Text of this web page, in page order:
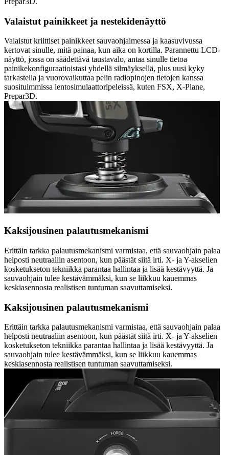
Valaistut painikkeet ja nestekidenäyttö
Valaistut kriittiset painikkeet sauvaohjaimessa ja kaasuvivussa
kertovat sinulle, mitä painaa, kun aika on kortilla. Parannettu LCD-
näyttö, jossa on säädettävä taustavalo, antaa sinulle tietoa
painikekonfiguraatioistasi yhdellä silmäyksellä, plus uusi kyky
tarkastella ja vuorovaikuttaa pelin radiopinojen tietojen kanssa
suosituimmissa lentosimulaattoripeleissä, kuten FSX, X-Plane,
Prepar3D.
Kaksijousinen palautusmekanismi
Erittäin tarkka palautusmekanismi varmistaa, että sauvaohjain palaa
helposti neutraaliin asentoon, kun päästät siitä irti. X- ja Y-akselien
kosketukseton tekniikka parantaa hallintaa ja lisää kestävyyttä. Ja
sauvaohjain tulee kestävämmäksi, kun se liikkuu kauemmas
keskiasennosta realistisen tuntuman saavuttamiseksi.
Kaksijousinen palautusmekanismi
Erittäin tarkka palautusmekanismi varmistaa, että sauvaohjain palaa
helposti neutraaliin asentoon, kun päästät siitä irti. X- ja Y-akselien
kosketukseton tekniikka parantaa hallintaa ja lisää kestävyyttä. Ja
sauvaohjain tulee kestävämmäksi, kun se liikkuu kauemmas
keskiasennosta realistisen tuntuman saavuttamiseksi.